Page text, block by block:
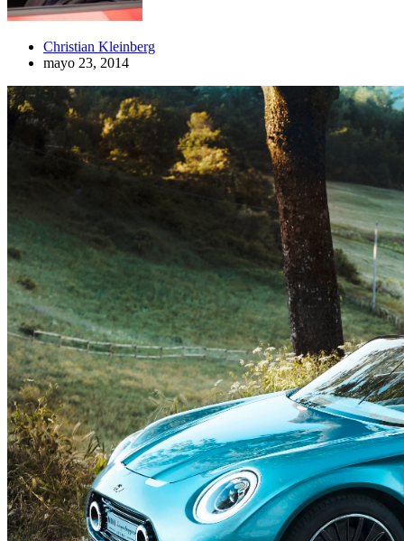
Christian Kleinberg
mayo 23, 2014